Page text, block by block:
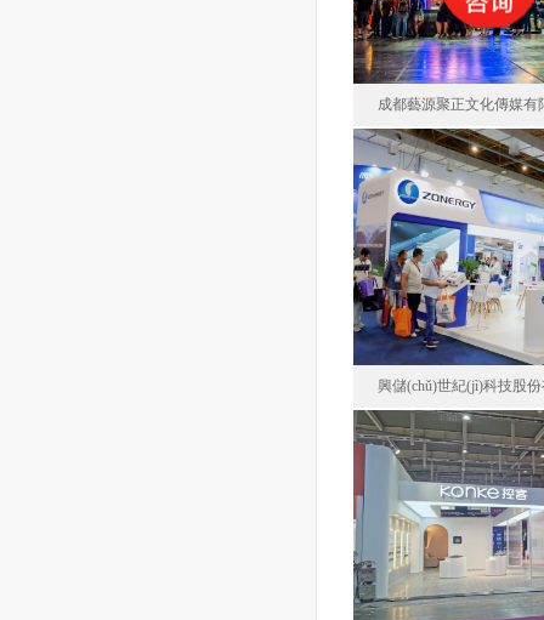
成都藝源聚正文化傳媒有
成都藝源聚正文
德國
面積
興儲(chǔ)世紀(jì)科技股
興儲(chǔ)世紀(jì)
巴西
面積80